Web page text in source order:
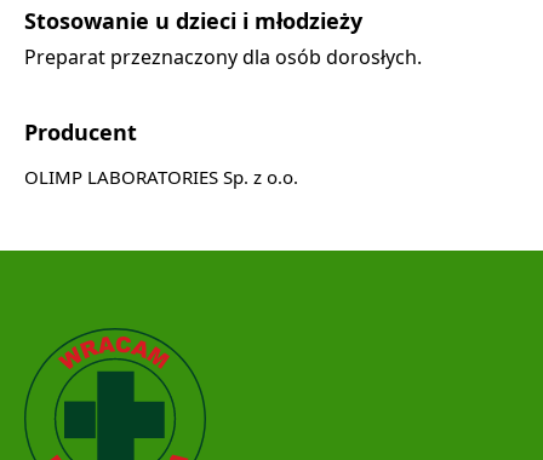
Stosowanie u dzieci i młodzieży
Preparat przeznaczony dla osób dorosłych.
Producent
OLIMP LABORATORIES Sp. z o.o.